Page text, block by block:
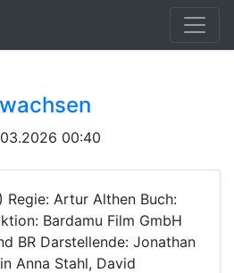
00:40
Artur Althen Buch:
Bardamu Film GmbH
BR Darstellende: Jonathan
Anna Stahl, David